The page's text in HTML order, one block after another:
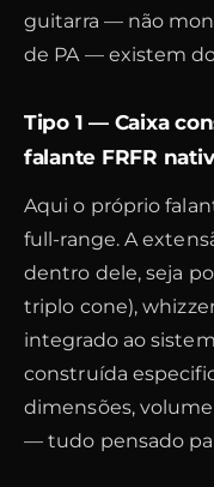
guitarra — não
de PA — existem
Tipo 1 — Caixa
falante FRFR
Aqui o próprio
full-range. A
dentro dele, seja
triplo cone),
integrado ao
construída
dimensões,
— tudo pensado